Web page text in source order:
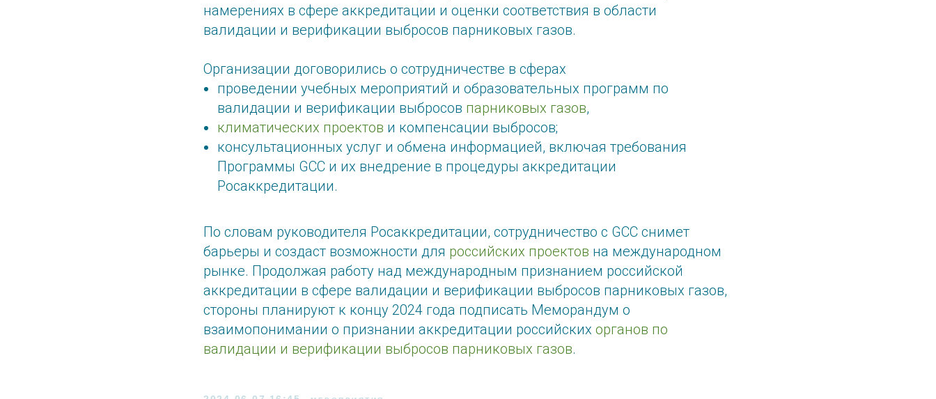
намерениях в сфере аккредитации и оценки соответствия в области
валидации и верификации выбросов парниковых газов.
Организации договорились о сотрудничестве в сферах
проведении учебных мероприятий и образовательных программ по
валидации и верификации выбросов парниковых газов,
климатических проектов и компенсации выбросов;
консультационных услуг и обмена информацией, включая требования
Программы GCC и их внедрение в процедуры аккредитации
Росаккредитации.
По словам руководителя Росаккредитации, сотрудничество с GCC снимет
барьеры и создаст возможности для российских проектов на международном
рынке. Продолжая работу над международным признанием российской
аккредитации в сфере валидации и верификации выбросов парниковых газов,
стороны планируют к концу 2024 года подписать Меморандум о
взаимопонимании о признании аккредитации российских органов по
валидации и верификации выбросов парниковых газов.